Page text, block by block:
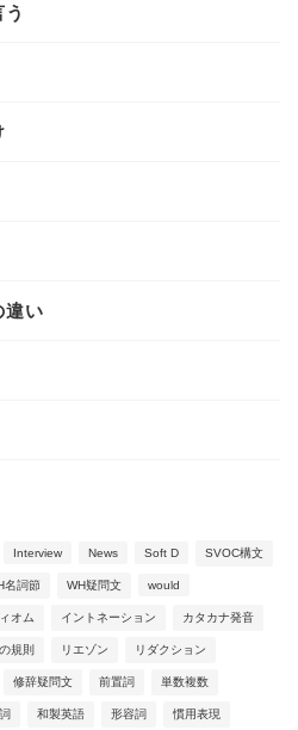
違い
Interview News Soft D SVOC構文
名詞節 WH疑問文 would
オム イントネーション カタカナ発音
規則 リエゾン リダクション
修辞疑問文 前置詞 単数複数
和製英語 形容詞 慣用表現
Video Learning
Blog